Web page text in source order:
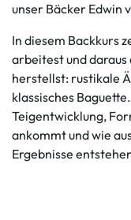
unser Bäcker Edwin
In diesem Backkurs
arbeitest und
herstellst: rustikale
klassisches
Teigentwicklung,
ankommt und wie
Ergebnisse